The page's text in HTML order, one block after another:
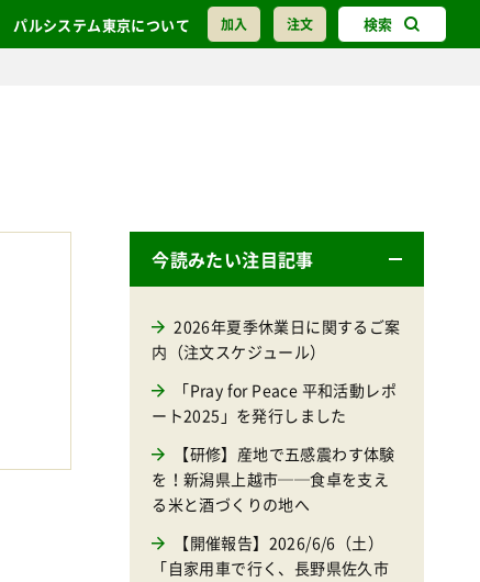
加入 注文 検索
パルシステム東京について
今読みたい注目記事
2026年夏季休業日に関するご案
内（注文スケジュール）
「Pray for Peace 平和活動レポ
ート2025」を発行しました
【研修】産地で五感震わす体験
を！新潟県上越市──食卓を支え
る米と酒づくりの地へ
【開催報告】2026/6/6（土）
「自家用車で行く、長野県佐久市